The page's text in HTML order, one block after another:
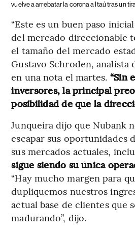
vuelve a arrebatar la corona a Itaú tras un
“Este es un buen paso
del mercado direccionable
el tamaño del mercado
Gustavo Schroden,
en una nota el martes. “Sin
inversores, la principal
posibilidad de que la
Junqueira dijo que Nubank
escapar sus oportunidades
sus mercados actuales,
sigue siendo su única
“Hay mucho margen para
dupliquemos nuestros
actual base de clientes que
madurando”, dijo.